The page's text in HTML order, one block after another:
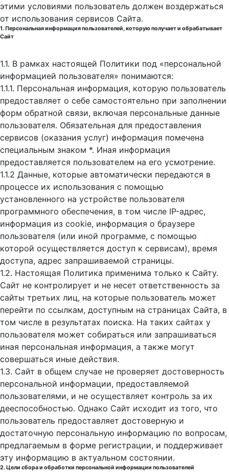
этими условиями пользователь должен воздержаться
от использования сервисов Сайта.
1. Персональная информация пользователей, которую получает и обрабатывает
Сайт
1.1. В рамках настоящей Политики под «персональной
информацией пользователя» понимаются:
1.1.1. Персональная информация, которую пользователь
предоставляет о себе самостоятельно при заполнении
форм обратной связи, включая персональные данные
пользователя. Обязательная для предоставления
сервисов (оказания услуг) информация помечена
специальным знаком *. Иная информация
предоставляется пользователем на его усмотрение.
1.1.2 Данные, которые автоматически передаются в
процессе их использования с помощью
установленного на устройстве пользователя
программного обеспечения, в том числе IP-адрес,
информация из cookie, информация о браузере
пользователя (или иной программе, с помощью
которой осуществляется доступ к cервисам), время
доступа, адрес запрашиваемой страницы.
1.2. Настоящая Политика применима только к Сайту.
Сайт не контролирует и не несет ответственность за
сайты третьих лиц, на которые пользователь может
перейти по ссылкам, доступным на страницах Сайта, в
том числе в результатах поиска. На таких сайтах у
пользователя может собираться или запрашиваться
иная персональная информация, а также могут
совершаться иные действия.
1.3. Сайт в общем случае не проверяет достоверность
персональной информации, предоставляемой
пользователями, и не осуществляет контроль за их
дееспособностью. Однако Сайт исходит из того, что
пользователь предоставляет достоверную и
достаточную персональную информацию по вопросам,
предлагаемым в форме регистрации, и поддерживает
эту информацию в актуальном состоянии.
2. Цели сбора и обработки персональной информации пользователей